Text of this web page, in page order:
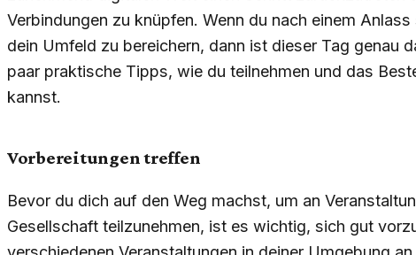
Verbindungen zu knüpfen. Wenn du nach einem
dein Umfeld zu bereichern, dann ist dieser Tag genau
paar praktische Tipps, wie du teilnehmen und das
kannst.
Vorbereitungen treffen
Bevor du dich auf den Weg machst, um an
Gesellschaft teilzunehmen, ist es wichtig, sich gut